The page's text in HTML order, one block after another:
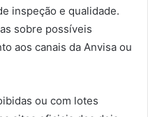
inspeção e qualidade.
sobre possíveis
aos canais da Anvisa ou
ou com lotes